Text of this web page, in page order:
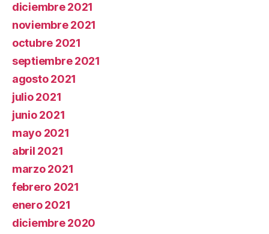
diciembre 2021
noviembre 2021
octubre 2021
septiembre 2021
agosto 2021
julio 2021
junio 2021
mayo 2021
abril 2021
marzo 2021
febrero 2021
enero 2021
diciembre 2020